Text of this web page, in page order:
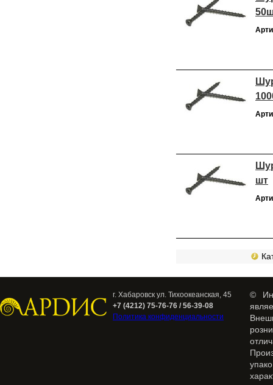
шт
г. Хабаровск ул. Тихоокеанская, 45
+7 (4212) 75-76-76 / 56-39-08
Политика конфиденциальности
©